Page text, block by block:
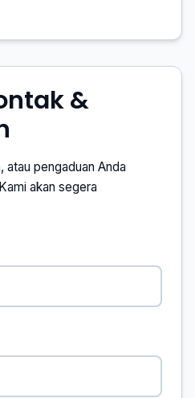
&
atau pengaduan Anda
akan segera